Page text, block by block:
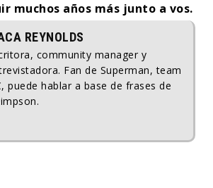
muchos años más junto a vos.
REYNOLDS
community manager y
Fan de Superman, team
puede hablar a base de frases de